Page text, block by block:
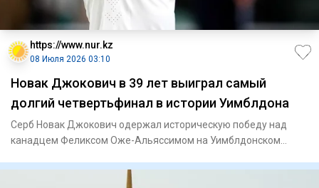
https://www.nur.kz
08 Июля 2026 03:10
Новак Джокович в 39 лет выиграл самый
долгий четвертьфинал в истории Уимблдона
Серб Новак Джокович одержал историческую победу над
канадцем Феликсом Оже-Альяссимом на Уимблдонском